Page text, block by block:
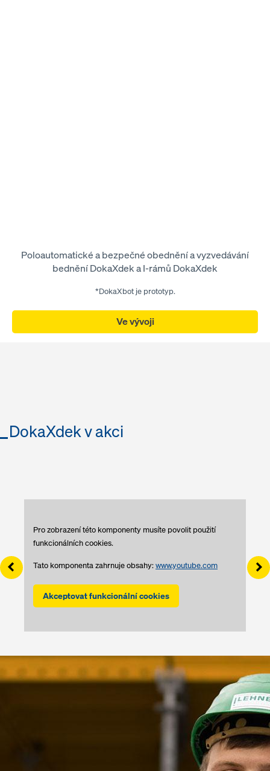
Poloautomatické a bezpečné obednění a vyzvedávání
bednění DokaXdek a I-rámů DokaXdek
*DokaXbot je prototyp.
Ve vývoji
DokaXdek v akci
Pro zobrazení této komponenty musíte povolit použití
funkcionálních cookies.
Tato komponenta zahrnuje obsahy:www.youtube.com
Akceptovat funkcionální cookies
Left